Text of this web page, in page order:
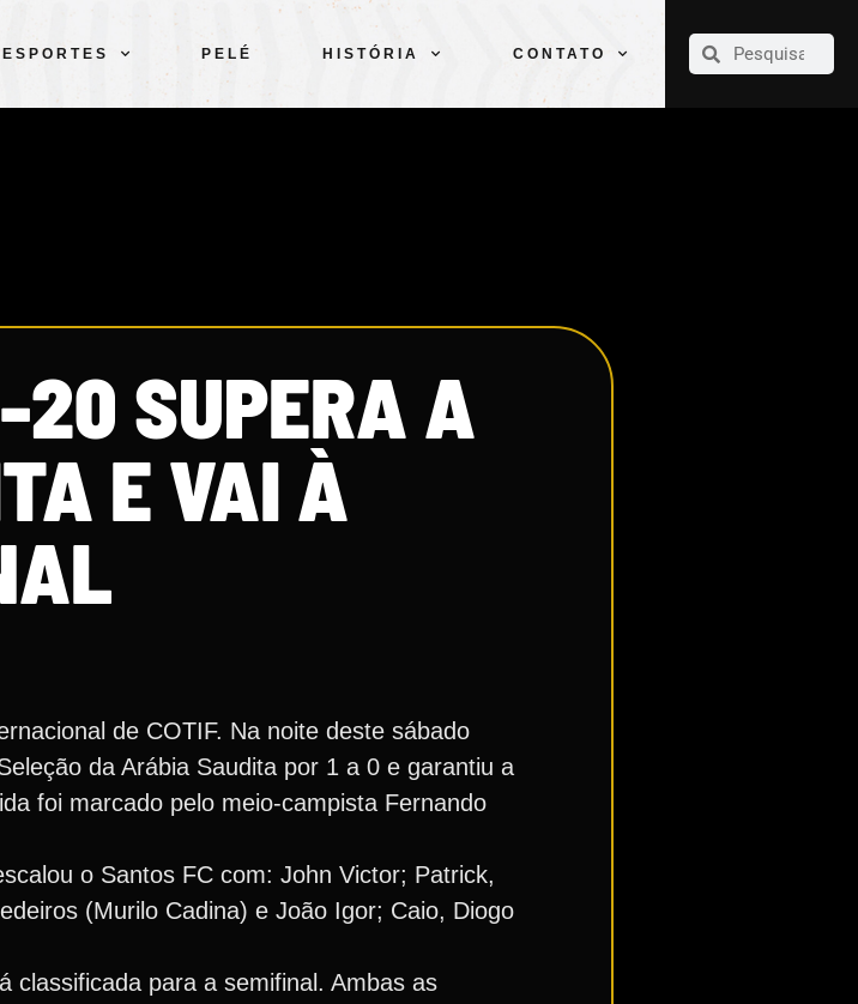
ESPORTES PELÉ HISTÓRIA CONTATO
CLUBE
20 SUPERA A
E VAI À
de COTIF. Na noite deste sábado
da Arábia Saudita por 1 a 0 e garantiu a
foi marcado pelo meio-campista Fernando
o Santos FC com: John Victor; Patrick,
(Murilo Cadina) e João Igor; Caio, Diogo
classificada para a semifinal. Ambas as